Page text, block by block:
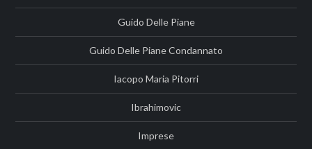
Guido Delle Piane
Guido Delle Piane Condannato
Iacopo Maria Pitorri
Ibrahimovic
Imprese